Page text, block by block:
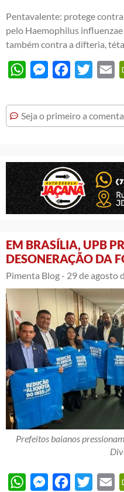
Pentavalente: protege
pelo Haemophilus
também contra a difteria,
WhatsAppMessengerFacebook
Twitter
Seja o primeiro a
EM BRASÍLIA, UPB
DESONERAÇÃO DA
Pimenta Blog - 29 de agosto
Prefeitos baianos
WhatsAppMessengerFacebook
Twitter